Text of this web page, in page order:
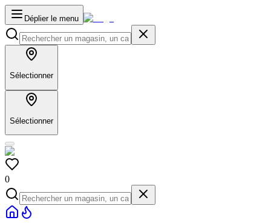
Déplier le menu
Sélectionner
Sélectionner
0